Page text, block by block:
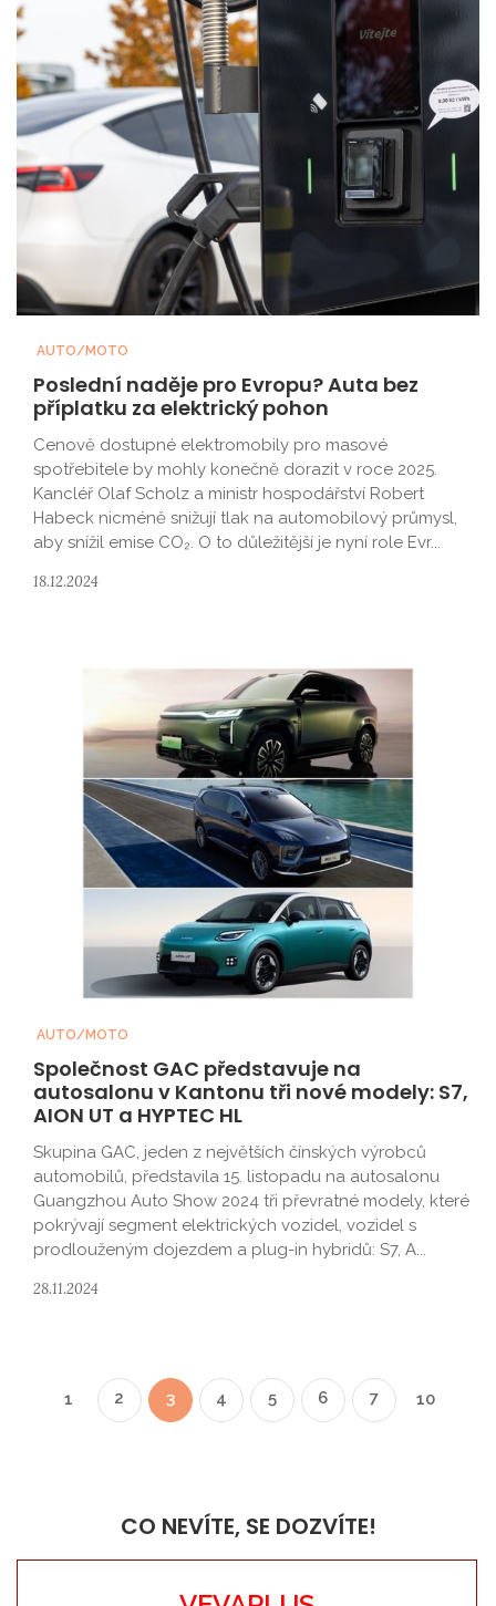
AUTO/MOTO
Poslední naděje pro Evropu? Auta bez
příplatku za elektrický pohon
Cenově dostupné elektromobily pro masové
spotřebitele by mohly konečně dorazit v roce 2025.
Kancléř Olaf Scholz a ministr hospodářství Robert
Habeck nicméně snižují tlak na automobilový průmysl,
aby snížil emise CO₂. O to důležitější je nyní role Evr...
18.12.2024
AUTO/MOTO
Společnost GAC představuje na
autosalonu v Kantonu tři nové modely: S7,
AION UT a HYPTEC HL
Skupina GAC, jeden z největších čínských výrobců
automobilů, představila 15. listopadu na autosalonu
Guangzhou Auto Show 2024 tři převratné modely, které
pokrývají segment elektrických vozidel, vozidel s
prodlouženým dojezdem a plug-in hybridů: S7, A...
28.11.2024
1 2 3 4 5 6 7 10
CO NEVÍTE, SE DOZVÍTE!